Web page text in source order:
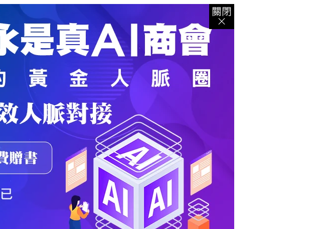
登入｜註冊｜會員中心 結帳
魔法弟子｜自資出版｜電子書 ｜客服中心｜ 智慧型立体會員
國際級品牌課程|優惠通知|霹靂英雄音樂精選|